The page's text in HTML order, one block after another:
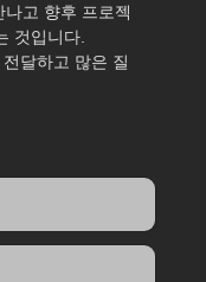
고 향후 프로젝
것입니다.
달하고 많은 질